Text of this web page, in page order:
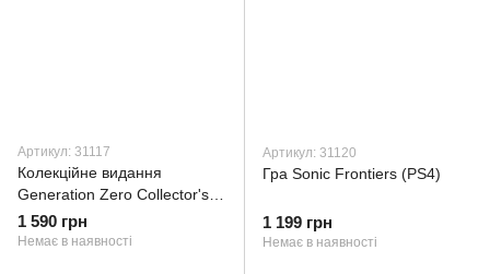
Артикул: 31117
Колекційне видання
Generation Zero Collector's
Edition (PS4)
1 590 грн
Немає в наявності
Артикул: 31120
Гра Sonic Frontiers (PS4)
1 199 грн
Немає в наявності